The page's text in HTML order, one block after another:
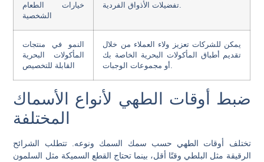
خيارات الطعام
الشخصية
النمو في منتجات
المأكولات البحرية
القابلة للتخصيص
يمكن للشركات تعزيز ولاء العملاء من خلال
تقديم أطباق المأكولات البحرية الخاصة بك
ضبط أوقات الطهي لأنواع الأسماك
المختلفة
تختلف أوقات الطهي حسب سمك السمك ونوعه. تتطلب الشرائح
الرقيقة مثل البلطي وقتًا أقل، بينما تحتاج القطع السميكة مثل السلمون